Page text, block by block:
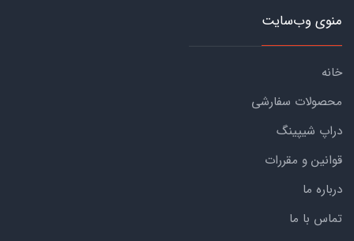
منوی وب‌سایت
خانه
محصولات سفارشی
دراپ شیپینگ
قوانین و مقررات
درباره ما
تماس با ما